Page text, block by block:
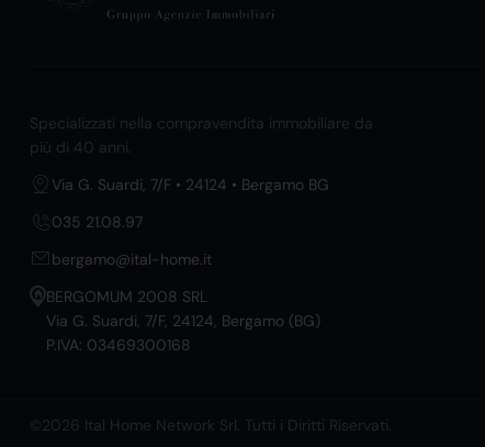
Specializzati nella compravendita immobiliare da
più di 40 anni.
Via G. Suardi, 7/F • 24124 • Bergamo BG
035 21.08.97
bergamo@ital-home.it
BERGOMUM 2008 SRL
Via G. Suardi, 7/F, 24124, Bergamo (BG)
P.IVA: 03469300168
©2026 Ital Home Network Srl. Tutti i Diritti Riservati.